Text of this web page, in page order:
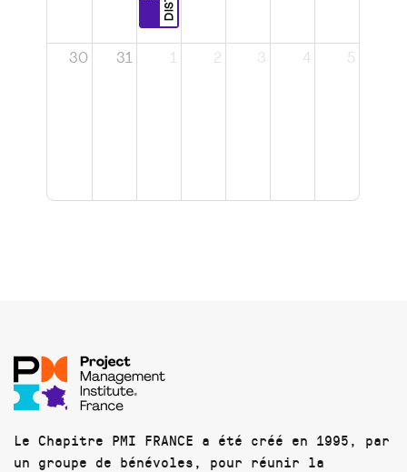
30 31 1 2 3 4 5
Le Chapitre PMI FRANCE a été créé en 1995, par
un groupe de bénévoles, pour réunir la